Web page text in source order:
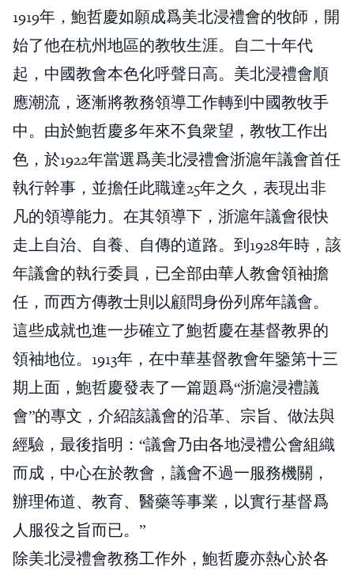
1919年，鮑哲慶如願成爲美北浸禮會的牧師，開
始了他在杭州地區的教牧生涯。自二十年代
起，中國教會本色化呼聲日高。美北浸禮會順
應潮流，逐漸將教務領導工作轉到中國教牧手
中。由於鮑哲慶多年來不負衆望，教牧工作出
色，於1922年當選爲美北浸禮會浙滬年議會首任
執行幹事，並擔任此職達25年之久，表現出非
凡的領導能力。在其領導下，浙滬年議會很快
走上自治、自養、自傳的道路。到1928年時，該
年議會的執行委員，已全部由華人教會領袖擔
任，而西方傳教士則以顧問身份列席年議會。
這些成就也進一步確立了鮑哲慶在基督教界的
領袖地位。1913年，在中華基督教會年鑒第十三
期上面，鮑哲慶發表了一篇題爲“浙滬浸禮議
會”的專文，介紹該議會的沿革、宗旨、做法與
經驗，最後指明：“議會乃由各地浸禮公會組織
而成，中心在於教會，議會不過一服務機關，
辦理佈道、教育、醫藥等事業，以實行基督爲
人服役之旨而已。”
除美北浸禮會教務工作外，鮑哲慶亦熱心於各